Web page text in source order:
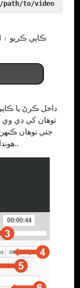
توهان کي ڊي وي
جتي توهان
هوندا، بشمول ذيلي عنوان شامل ڪرڻ..